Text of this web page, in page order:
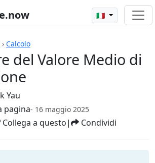
🇮🇹
› Calcolo
del Valore Medio di
Yau
pagina- 16 maggio 2025
Collega a questo| Condividi